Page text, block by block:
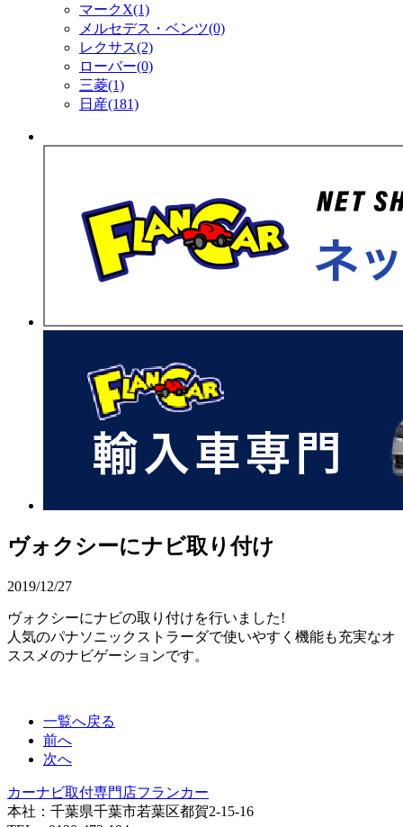
マークX(1)
メルセデス・ベンツ(0)
レクサス(2)
ローバー(0)
三菱(1)
日産(181)
ヴォクシーにナビ取り付け
2019/12/27
ヴォクシーにナビの取り付けを行いました!
人気のパナソニックストラーダで使いやすく機能も充実なオ
ススメのナビゲーションです。
一覧へ戻る
前へ
次へ
カーナビ取付専⾨店フランカー
本社：千葉県千葉市若葉区都賀2-15-16